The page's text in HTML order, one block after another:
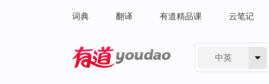
词典 翻译 有道精品课 云笔记
中英